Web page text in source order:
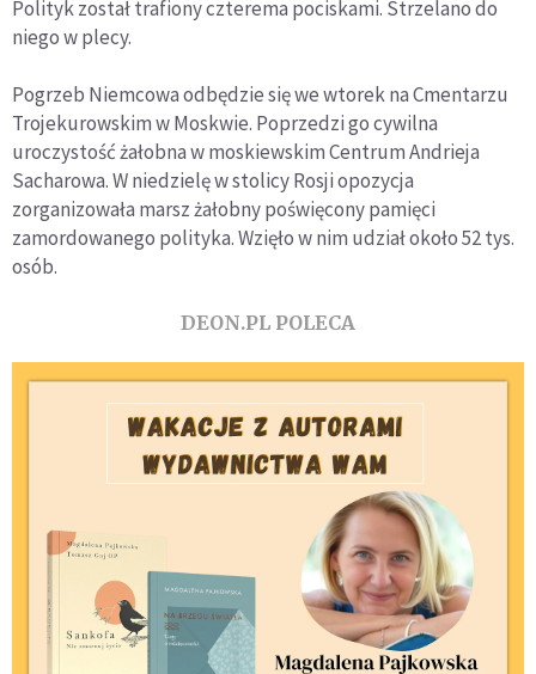
Polityk został trafiony czterema pociskami. Strzelano do
niego w plecy.
Pogrzeb Niemcowa odbędzie się we wtorek na Cmentarzu
Trojekurowskim w Moskwie. Poprzedzi go cywilna
uroczystość żałobna w moskiewskim Centrum Andrieja
Sacharowa. W niedzielę w stolicy Rosji opozycja
zorganizowała marsz żałobny poświęcony pamięci
zamordowanego polityka. Wzięło w nim udział około 52 tys.
osób.
DEON.PL POLECA